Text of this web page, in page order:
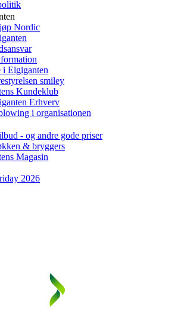
Nordic
i Elgiganten
smiley
Kundeklub
Erhverv
i organisationen
- og andre gode priser
& bryggers
Magasin
2026